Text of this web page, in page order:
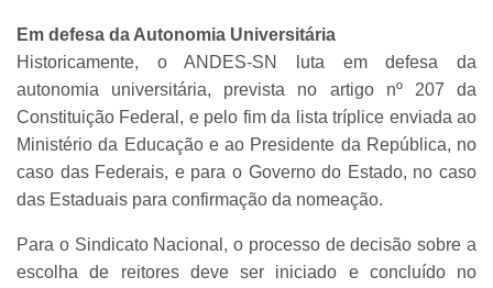
Em defesa da Autonomia Universitária
Historicamente, o ANDES-SN luta em defesa da
autonomia universitária, prevista no artigo nº 207 da
Constituição Federal, e pelo fim da lista tríplice enviada ao
Ministério da Educação e ao Presidente da República, no
caso das Federais, e para o Governo do Estado, no caso
das Estaduais para confirmação da nomeação.
Para o Sindicato Nacional, o processo de decisão sobre a
escolha de reitores deve ser iniciado e concluído no